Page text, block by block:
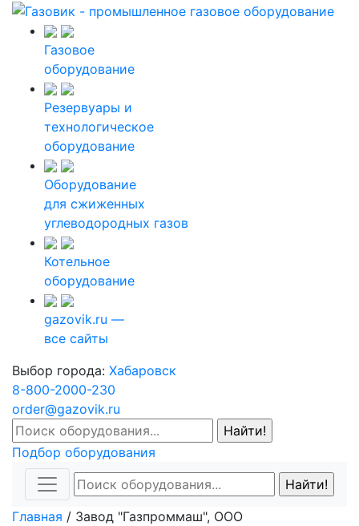
Газовое
оборудование
Резервуары и
технологическое
оборудование
Оборудование
для сжиженных
углеводородных газов
Котельное
оборудование
gazovik.ru —
все сайты
Выбор города: Хабаровск
8-800-2000-230
order@gazovik.ru
Подбор оборудования
Главная / Завод "Газпроммаш", ООО